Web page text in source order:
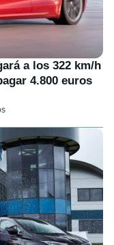
a los 322 km/h
4.800 euros